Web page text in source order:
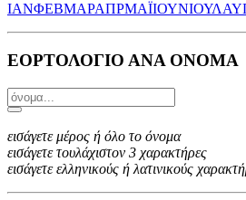
ΙΑΝΦΕΒΜΑΡΑΠΡΜΑΪΙΟΥΝΙΟΥΛ
ΕΟΡΤΟΛΟΓΙΟ ΑΝΑ ΟΝΟΜΑ
εισάγετε μέρος ή όλο το όνομα
εισάγετε τουλάχιστον 3 χαρακτήρες
εισάγετε ελληνικούς ή λατινικούς